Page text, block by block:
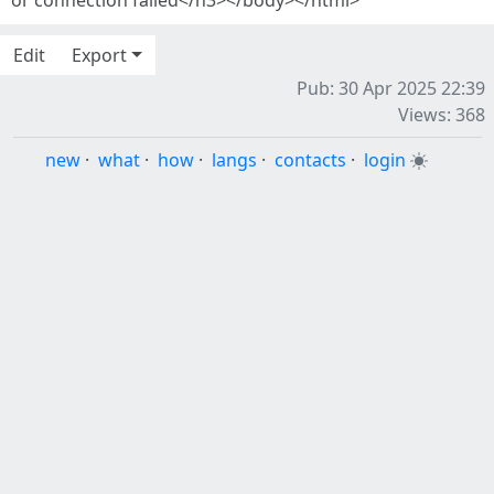
Edit
Export
Pub: 30 Apr 2025 22:39
Views: 368
new · what · how · langs · contacts · login